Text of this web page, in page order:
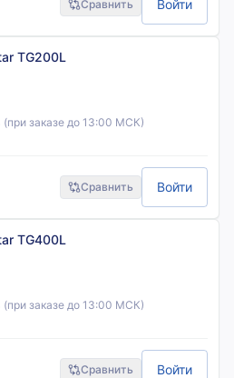
Сравнить Войти
TG200L
(при заказе до 13:00 МСК)
Сравнить Войти
TG400L
(при заказе до 13:00 МСК)
Сравнить Войти